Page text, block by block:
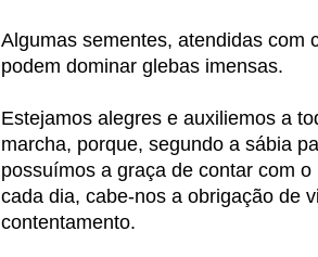
Algumas sementes, atendidas com
podem dominar glebas imensas.
Estejamos alegres e auxiliemos a
marcha, porque, segundo a sábia
possuímos a graça de contar com
cada dia, cabe-nos a obrigação de
contentamento.